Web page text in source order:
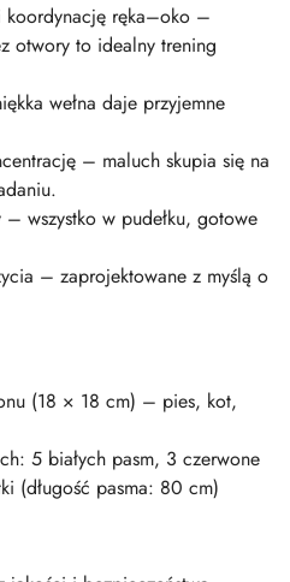
koordynację ręka–oko –
otwory to idealny trening
wełna daje przyjemne
– maluch skupia się na
– wszystko w pudełku, gotowe
– zaprojektowane z myślą o
(18 × 18 cm) – pies, kot,
5 białych pasm, 3 czerwone
(długość pasma: 80 cm)